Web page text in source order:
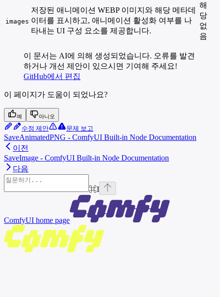
images
저장된 애니메이션 WEBP 이미지와 해당 메타데
이터를 표시하고, 애니메이션 활성화 여부를 나
타내는 UI 구성 요소를 제공합니다.
해
당
없
음
이 문서는 AI에 의해 생성되었습니다. 오류를 발견
하거나 개선 제안이 있으시면 기여해 주세요!
GitHub에서 편집
이 페이지가 도움이 되었나요?
예 아니오
수정 제안 문제 보고
SaveAnimatedPNG - ComfyUI Built-in Node Documentation
이전
SaveImage - ComfyUI Built-in Node Documentation
다음
⌘I
ComfyUI home page